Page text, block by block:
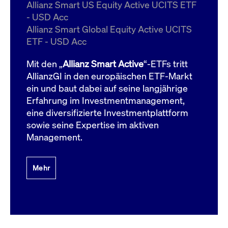
Allianz Smart US Equity Active UCITS ETF
- USD Acc
Allianz Smart Global Equity Active UCITS
ETF - USD Acc
Mit den „Allianz Smart Active“-ETFs tritt
AllianzGI in den europäischen ETF-Markt
ein und baut dabei auf seine langjährige
Erfahrung im Investmentmanagement,
eine diversifizierte Investmentplattform
sowie seine Expertise im aktiven
Management.
Mehr
ApplicationGatewayAffinityCORS
boerse.com
Domain
bis